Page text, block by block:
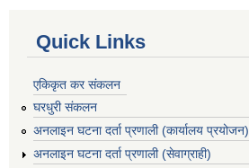
Quick Links
एकिकृत कर संकलन
घरधुरी संकलन
अनलाइन घटना दर्ता प्रणाली (कार्यालय प्रयोजन)
अनलाइन घटना दर्ता प्रणाली (सेवाग्राही)